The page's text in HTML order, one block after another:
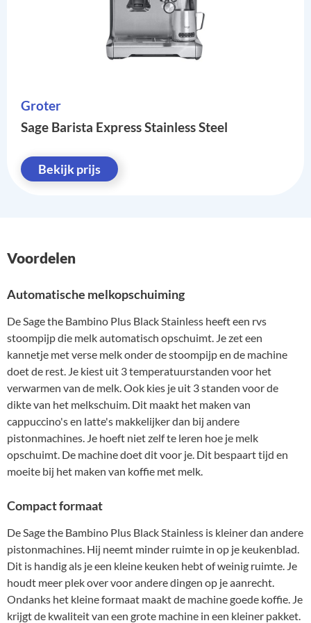
Groter
Sage Barista Express Stainless Steel
Bekijk prijs
Voordelen
Automatische melkopschuiming
De Sage the Bambino Plus Black Stainless heeft een rvs
stoompijp die melk automatisch opschuimt. Je zet een
kannetje met verse melk onder de stoompijp en de machine
doet de rest. Je kiest uit 3 temperatuurstanden voor het
verwarmen van de melk. Ook kies je uit 3 standen voor de
dikte van het melkschuim. Dit maakt het maken van
cappuccino's en latte's makkelijker dan bij andere
pistonmachines. Je hoeft niet zelf te leren hoe je melk
opschuimt. De machine doet dit voor je. Dit bespaart tijd en
moeite bij het maken van koffie met melk.
Compact formaat
De Sage the Bambino Plus Black Stainless is kleiner dan andere
pistonmachines. Hij neemt minder ruimte in op je keukenblad.
Dit is handig als je een kleine keuken hebt of weinig ruimte. Je
houdt meer plek over voor andere dingen op je aanrecht.
Ondanks het kleine formaat maakt de machine goede koffie. Je
krijgt de kwaliteit van een grote machine in een kleiner pakket.